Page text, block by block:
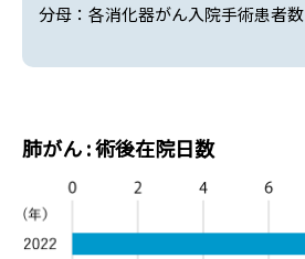
分母：各消化器がん入院手術患者数
肺がん : 術後在院日数